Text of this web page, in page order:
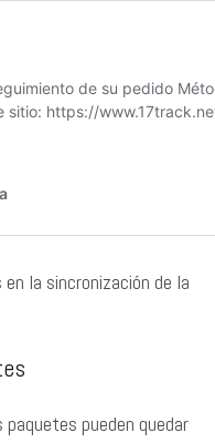
la sincronización de la
paquetes pueden quedar